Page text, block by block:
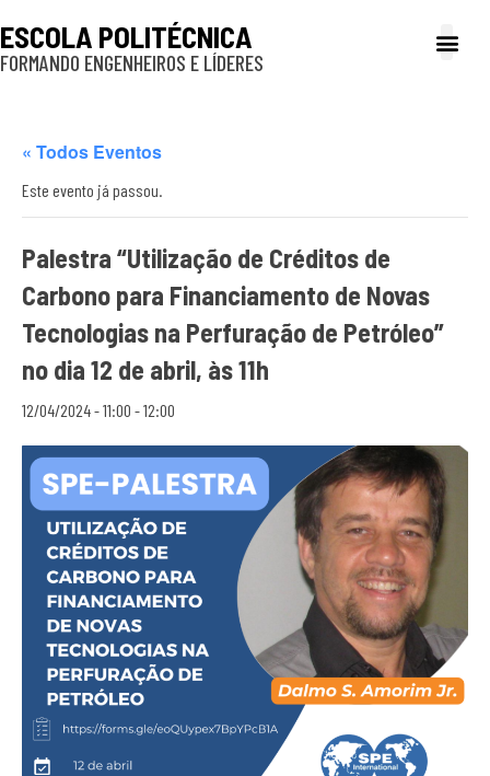
ESCOLA POLITÉCNICA
FORMANDO ENGENHEIROS E LÍDERES
« Todos Eventos
Este evento já passou.
Palestra “Utilização de Créditos de
Carbono para Financiamento de Novas
Tecnologias na Perfuração de Petróleo”
no dia 12 de abril, às 11h
12/04/2024 - 11:00 -12:00